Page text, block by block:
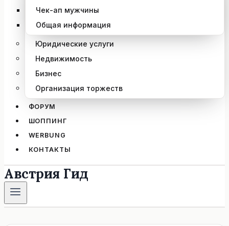
Чек-ап мужчины
Общая информация
Юридические услуги
Недвижимость
Бизнес
Организация торжеств
ФОРУМ
ШОППИНГ
WERBUNG
КОНТАКТЫ
Австрия Гид